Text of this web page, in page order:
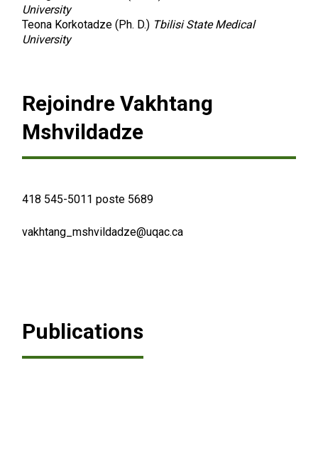
University
Teona Korkotadze (Ph. D.) Tbilisi State Medical
University
Rejoindre Vakhtang
Mshvildadze
418 545-5011 poste 5689
vakhtang_mshvildadze@uqac.ca
Publications
Recherche